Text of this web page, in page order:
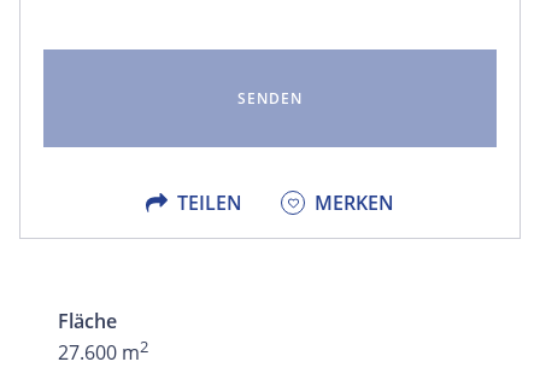
TEILEN
X
MERKEN
Fläche
27.600 m2